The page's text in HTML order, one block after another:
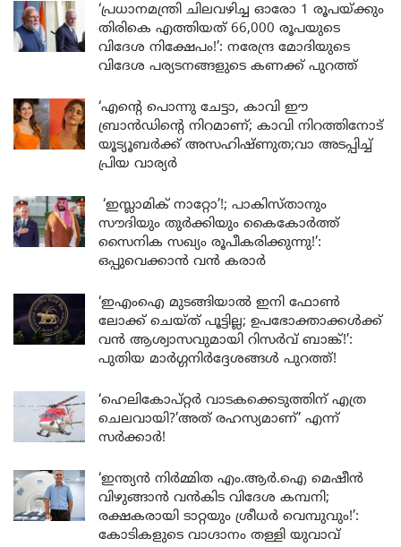
‘പ്രധാനമന്ത്രി ചിലവഴിച്ച ഓരോ 1 രൂപയ്ക്കും
തിരികെ എത്തിയത് 66,000 രൂപയുടെ
വിദേശ നിക്ഷേപം!’: നരേന്ദ്ര മോദിയുടെ
വിദേശ പര്യടനങ്ങളുടെ കണക്ക് പുറത്ത്
‘എന്റെ പൊന്നു ചേട്ടാ, കാവി ഈ
ബ്രാൻഡിന്റെ നിറമാണ്; കാവി നിറത്തിനോട്
യൂട്യൂബർക്ക് അസഹിഷ്ണുത;വാ അടപ്പിച്ച്
പ്രിയ വാര്യർ
‘ഇസ്ലാമിക് നാറ്റോ’!; പാകിസ്താനും
സൗദിയും തുർക്കിയും കൈകോർത്ത്
സൈനിക സഖ്യം രൂപീകരിക്കുന്നു!’:
ഒപ്പുവെക്കാൻ വൻ കരാർ
‘ഇഎംഐ മുടങ്ങിയാൽ ഇനി ഫോൺ
ലോക്ക് ചെയ്ത് പൂട്ടില്ല; ഉപഭോക്താക്കൾക്ക്
വൻ ആശ്വാസവുമായി റിസർവ് ബാങ്ക്!’:
പുതിയ മാർഗ്ഗനിർദ്ദേശങ്ങൾ പുറത്ത്!
‘ഹെലികോപ്റ്റർ വാടകക്കെടുത്തിന് എത്ര
ചെലവായി?’അത് രഹസ്യമാണ്’ എന്ന്
സർക്കാർ!
‘ഇന്ത്യൻ നിർമ്മിത എം.ആർ.ഐ മെഷീൻ
വിഴുങ്ങാൻ വൻകിട വിദേശ കമ്പനി;
രക്ഷകരായി ടാറ്റയും ശ്രീധർ വെമ്പുവും!’:
കോടികളുടെ വാഗ്ദാനം തള്ളി യുവാവ്